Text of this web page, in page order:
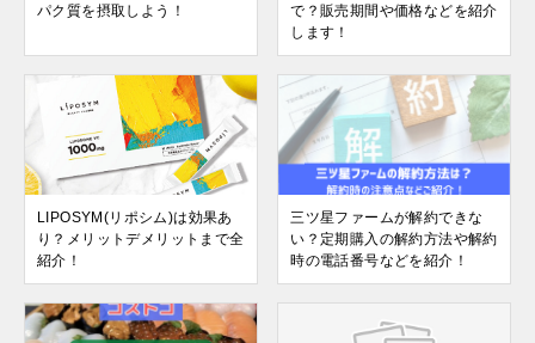
パク質を摂取しよう！
で？販売期間や価格などを紹介
します！
LIPOSYM(リポシム)は効果あ
り？メリットデメリットまで全
紹介！
三ツ星ファームが解約できな
い？定期購入の解約方法や解約
時の電話番号などを紹介！